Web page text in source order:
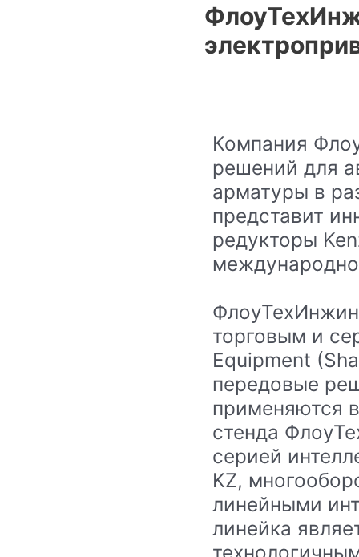
Компания
решений для
арматуры в
представит
редукторы
торговым и
Equipment
передовые
применяются
стенда
серией
KZ,
линейными
линейка